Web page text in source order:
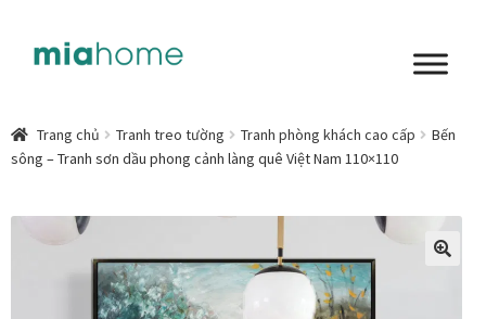
đến
đến
Art in living
Chất liệu nghệ thuật
Không gian sống
Trang chủ Tranh treo tường Tranh phòng khách cao cấp
Bến
sông – Tranh sơn dầu phong cảnh làng quê Việt Nam 110×110